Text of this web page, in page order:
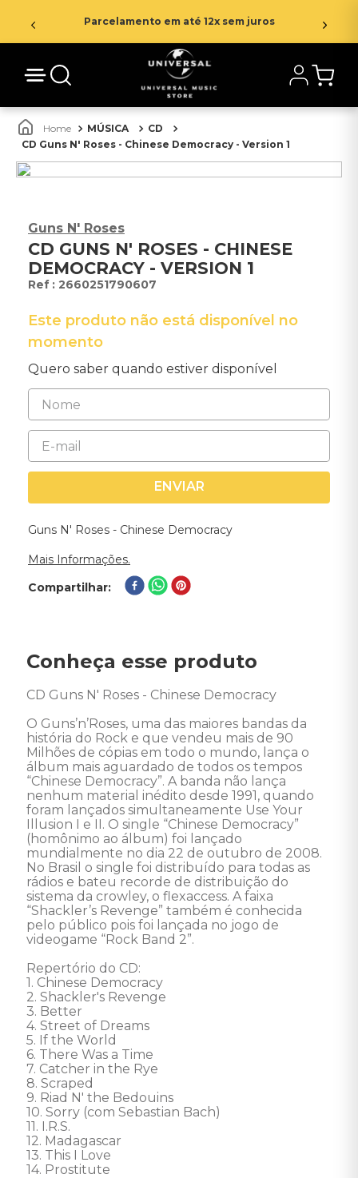
Parcelamento em até 12x sem juros
MÚSICA
CD
CD Guns N' Roses - Chinese Democracy - Version 1
Guns N' Roses
CD GUNS N' ROSES - CHINESE
DEMOCRACY - VERSION 1
: 2660251790607
Este produto não está disponível no
momento
Quero saber quando estiver disponível
ENVIAR
Guns N' Roses - Chinese Democracy
Mais Informações.
Compartilhar
Conheça esse produto
CD Guns N' Roses - Chinese Democracy
O Guns’n’Roses, uma das maiores bandas da
história do Rock e que vendeu mais de 90
Milhões de cópias em todo o mundo, lança o
álbum mais aguardado de todos os tempos
“Chinese Democracy”. A banda não lança
nenhum material inédito desde 1991, quando
foram lançados simultaneamente Use Your
Illusion I e II. O single “Chinese Democracy”
(homônimo ao álbum) foi lançado
mundialmente no dia 22 de outubro de 2008.
No Brasil o single foi distribuído para todas as
rádios e bateu recorde de distribuição do
sistema da crowley, o flexaccess. A faixa
“Shackler’s Revenge” também é conhecida
pelo público pois foi lançada no jogo de
videogame “Rock Band 2”.
Repertório do CD:
1. Chinese Democracy
2. Shackler's Revenge
3. Better
4. Street of Dreams
5. If the World
6. There Was a Time
7. Catcher in the Rye
8. Scraped
9. Riad N' the Bedouins
10. Sorry (com Sebastian Bach)
11. I.R.S.
12. Madagascar
13. This I Love
14. Prostitute